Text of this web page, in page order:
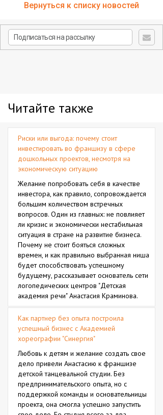
Вернуться к списку новостей
Читайте также
Риски или выгода: почему стоит
инвестировать во франшизу в сфере
дошкольных проектов, несмотря на
экономическую ситуацию
Желание попробовать себя в качестве
инвестора, как правило, сопровождается
большим количеством встречных
вопросов. Один из главных: не повлияет
ли кризис и экономически нестабильная
ситуация в стране на развитие бизнеса.
Почему не стоит бояться сложных
времен, и как правильно выбранная ниша
будет способствовать успешному
будущему, рассказывает основатель сети
логопедических центров "Детская
академия речи" Анастасия Краминова.
Как партнер без опыта построила
успешный бизнес с Академией
хореографии "Синергия"
Любовь к детям и желание создать свое
дело привели Анастасию к франшизе
детской танцевальной студии. Без
предпринимательского опыта, но с
поддержкой команды и основательницы
проекта, она смогла успешно запустить